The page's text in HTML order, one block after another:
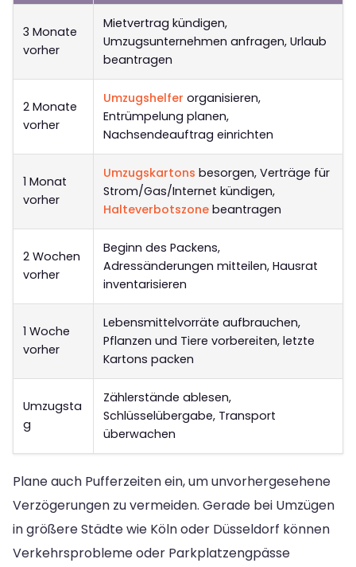
3 Monate
vorher
Mietvertrag kündigen,
Umzugsunternehmen anfragen, Urlaub
beantragen
2 Monate
vorher
Umzugshelfer organisieren,
Entrümpelung planen,
Nachsendeauftrag einrichten
1 Monat
vorher
Umzugskartons besorgen, Verträge für
Strom/Gas/Internet kündigen,
Halteverbotszone beantragen
2 Wochen
vorher
Beginn des Packens,
Adressänderungen mitteilen, Hausrat
inventarisieren
1 Woche
vorher
Lebensmittelvorräte aufbrauchen,
Pflanzen und Tiere vorbereiten, letzte
Kartons packen
Umzugsta
g
Zählerstände ablesen,
Schlüsselübergabe, Transport
überwachen
Plane auch Pufferzeiten ein, um unvorhergesehene
Verzögerungen zu vermeiden. Gerade bei Umzügen
in größere Städte wie Köln oder Düsseldorf können
Verkehrsprobleme oder Parkplatzengpässe